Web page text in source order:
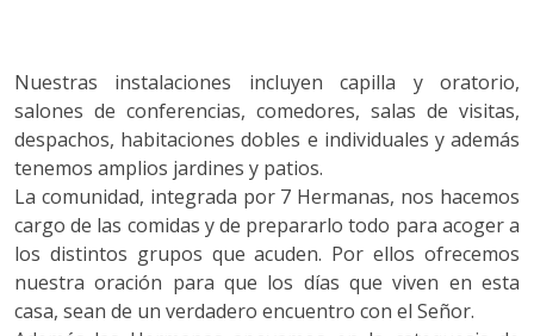
Nuestras instalaciones incluyen capilla y oratorio,
salones de conferencias, comedores, salas de visitas,
despachos, habitaciones dobles e individuales y además
tenemos amplios jardines y patios.
La comunidad, integrada por 7 Hermanas, nos hacemos
cargo de las comidas y de prepararlo todo para acoger a
los distintos grupos que acuden. Por ellos ofrecemos
nuestra oración para que los días que viven en esta
casa, sean de un verdadero encuentro con el Señor.